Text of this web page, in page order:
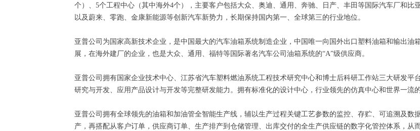
个）、5个工程中心（其中海外4个），主要客户包括大众、奥迪、通用、奔驰、日产、丰田等国际汽车厂和比
以及蔚来、零跑、金康新能源等创新汽车新势力，长期保持国内第一、全球第三的行业地位。
亚普公司为国家高新技术企业，是中国最大的汽车油箱系统制造企业，中国唯一向国外出口塑料油箱和输出油
展，在海外建厂的企业，也是大众、通用、福特等国际著名汽车公司油箱系统的“A”级供应商。
亚普公司拥有国家企业技术中心、江苏省汽车塑料燃油系统工程技术研究中心和博士后科研工作站三大研发平
研究与开发、应用产品设计与开发等完整研发能力。拥有标准化的设计中心，行业领先的仿真中心和世界一流的
亚普公司拥有全球领先的油箱和加油管全智能生产线，辅以生产过程关键工艺参数的监控、存贮、可追溯及数
产，再搭配从客户订单，供应商订单、生产排产到仓储管理、出库交付的全生产供应链的数字化管控体系，从